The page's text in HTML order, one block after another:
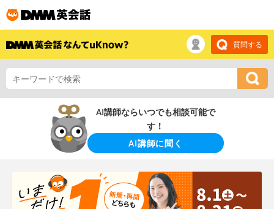
質問する
AI講師ならいつでも相談可能で
す！
AI講師に聞く